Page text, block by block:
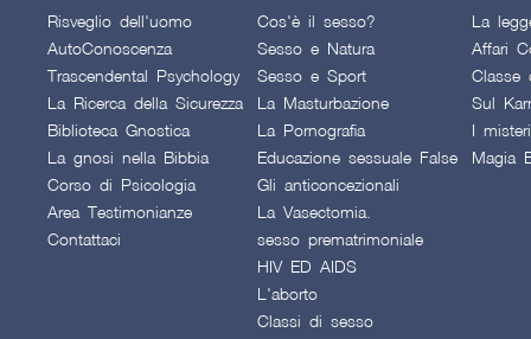
Risveglio dell'uomo
AutoConoscenza
Trascendental Psychology
La Ricerca della Sicurezza
Biblioteca Gnostica
La gnosi nella Bibbia
Corso di Psicologia
Area Testimonianze
Contattaci
Cos'è il sesso?
Sesso e Natura
Sesso e Sport
La Masturbazione
La Pornografia
Educazione sessuale False
Gli anticoncezionali
La Vasectomia.
sesso prematrimoniale
HIV ED AIDS
L'aborto
Classi di sesso
La
Affari
Classe
Sul
I
Magia